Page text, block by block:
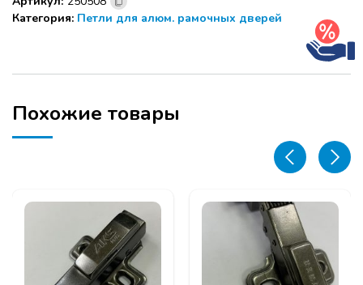
CON
BRIO
шт.
алюминиевого
фасада
вкладная
Категория: Петли для алюм. рамочных дверей
Похожие товары